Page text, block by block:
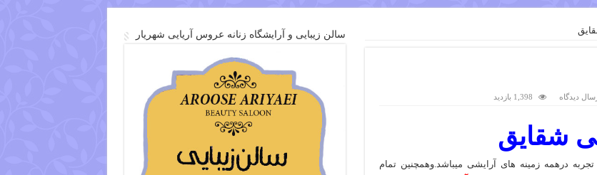
دیدگاه 1,398 بازدید
شقایق
تجربه درهمه زمینه های آرایشی میباشد.وهمچنین تمام
سالن زیبایی و آرایشگاه زنانه عروس آریایی شهریار